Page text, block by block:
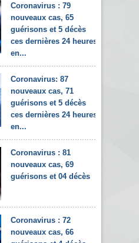
Coronavirus : 79
nouveaux cas, 65
guérisons et 5 décès
ces dernières 24 heures
en...
Coronavirus: 87
nouveaux cas, 71
guérisons et 5 décès
ces dernières 24 heures
en...
Coronavirus : 81
nouveaux cas, 69
guérisons et 04 décès
Coronavirus : 72
nouveaux cas, 66